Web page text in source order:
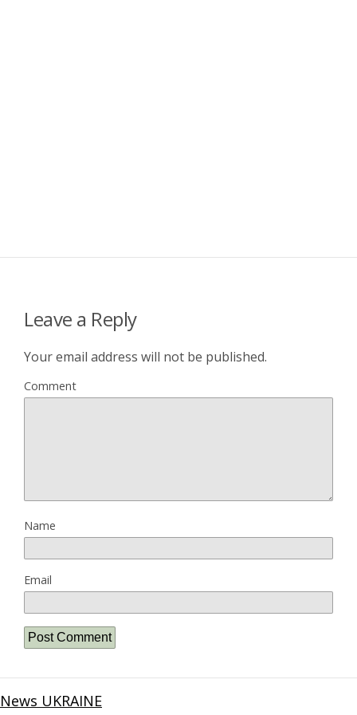
Leave a Reply
Your email address will not be published.
Comment
Name
Email
News UKRAINE